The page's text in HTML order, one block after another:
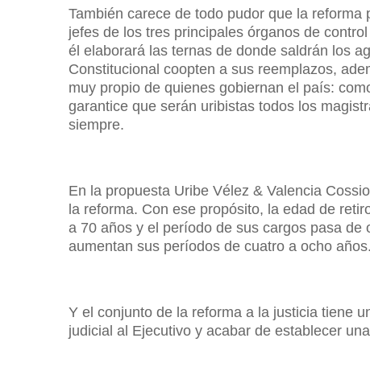
También carece de todo pudor que la
jefes de los tres principales órganos de
él elaborará las ternas de donde saldrán los
Constitucional coopten a sus reemplazos,
muy propio de quienes gobiernan el país:
garantice que serán uribistas todos los
siempre.
En la propuesta Uribe Vélez & Valencia
la reforma. Con ese propósito, la edad de
a 70 años y el período de sus cargos pasa
aumentan sus períodos de cuatro a ocho años.
Y el conjunto de la reforma a la justicia tiene
judicial al Ejecutivo y acabar de establecer